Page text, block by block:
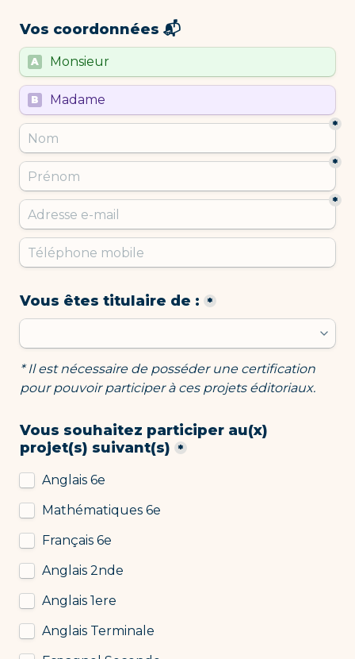
Vos coordonnées 📬
Untitled multiple choice field
A
Monsieur
Untitled multiple choice field
B Madame
*
*
*
Vous êtes titulaire de : *
* Il est nécessaire de posséder une certification
pour pouvoir participer à ces projets éditoriaux.
Vous souhaitez participer au(x)
projet(s) suivant(s)
*
Français 6e